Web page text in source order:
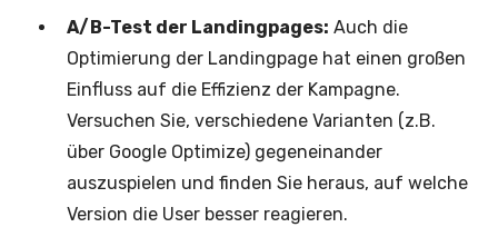
A/B-Test der Landingpages: Auch die
Optimierung der Landingpage hat einen großen
Einfluss auf die Effizienz der Kampagne.
Versuchen Sie, verschiedene Varianten (z.B.
über Google Optimize) gegeneinander
auszuspielen und finden Sie heraus, auf welche
Version die User besser reagieren.